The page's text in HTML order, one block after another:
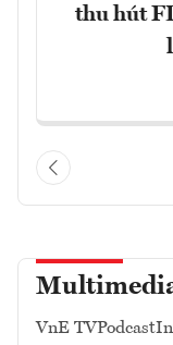
thu hút
VnE TVPodcast